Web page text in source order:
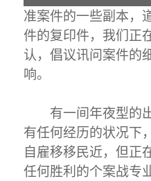
准案件的一些副本，
件的复印件，我们正
认，倡议讯问案件的
响。
有一间年夜型的出
有任何经历的状况下
自雇移移民近，但正
任何胜利的个案战专